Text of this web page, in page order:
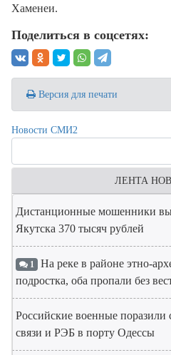
Хаменеи.
Поделиться в соцсетях:
Версия для печати
Новости СМИ2
ЛЕНТА
Дистанционные мошенники
Якутска 370 тысяч рублей
1 На реке в районе этно-
подростка, оба пропали без
Российские военные поразили
связи и РЭБ в порту Одессы